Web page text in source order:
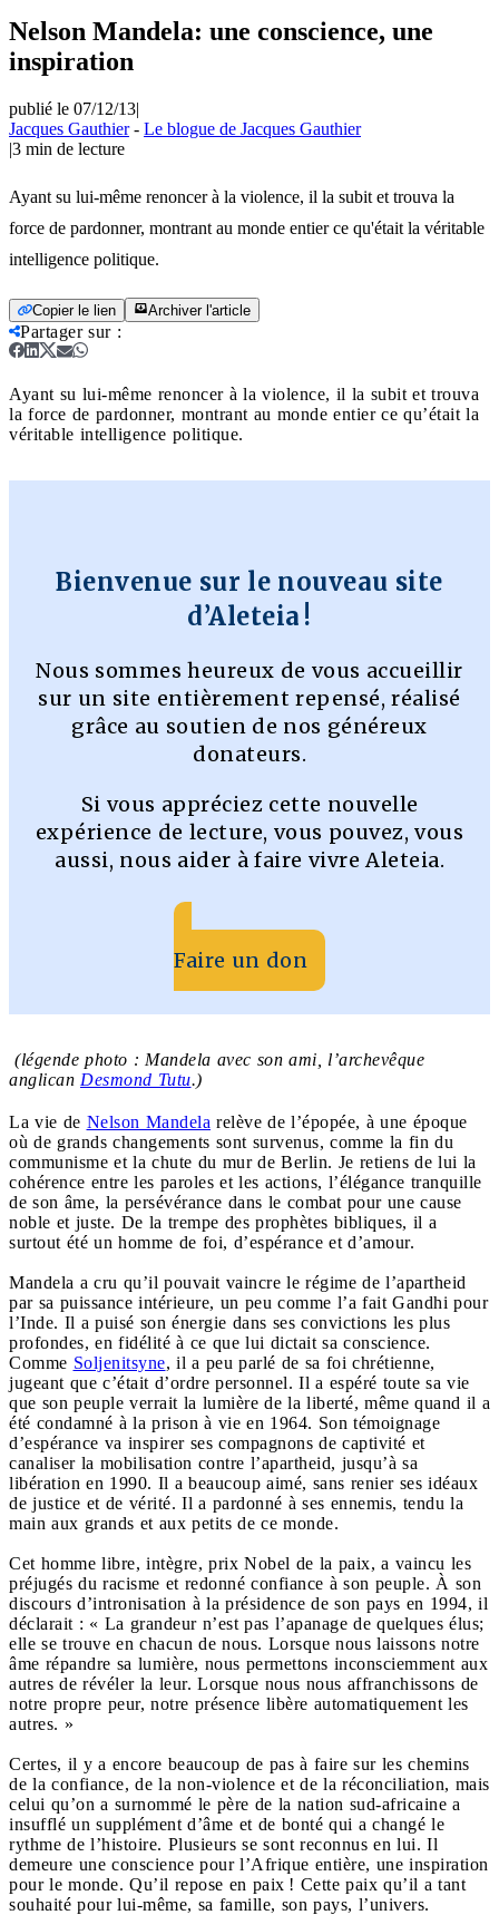
Nelson Mandela: une conscience, une
inspiration
publié le 07/12/13|
Jacques Gauthier- Le blogue de Jacques Gauthier
|3 min de lecture
Ayant su lui-même renoncer à la violence, il la subit et trouva la
force de pardonner, montrant au monde entier ce qu'était la véritable
intelligence politique.
Copier le lien Archiver l'article
Partager sur:
Ayant su lui-même renoncer à la violence, il la subit et trouva
la force de pardonner, montrant au monde entier ce qu’était la
véritable intelligence politique.
Bienvenue sur le nouveau site
d’Aleteia !
Nous sommes heureux de vous accueillir
sur un site entièrement repensé, réalisé
grâce au soutien de nos généreux
donateurs.
Si vous appréciez cette nouvelle
expérience de lecture, vous pouvez, vous
aussi, nous aider à faire vivre Aleteia.
Faire un don
(légende photo : Mandela avec son ami, l’archevêque
anglican Desmond Tutu.)
La vie de Nelson Mandela relève de l’épopée, à une époque
où de grands changements sont survenus, comme la fin du
communisme et la chute du mur de Berlin. Je retiens de lui la
cohérence entre les paroles et les actions, l’élégance tranquille
de son âme, la persévérance dans le combat pour une cause
noble et juste. De la trempe des prophètes bibliques, il a
surtout été un homme de foi, d’espérance et d’amour.
Mandela a cru qu’il pouvait vaincre le régime de l’apartheid
par sa puissance intérieure, un peu comme l’a fait Gandhi pour
l’Inde. Il a puisé son énergie dans ses convictions les plus
profondes, en fidélité à ce que lui dictait sa conscience.
Comme Soljenitsyne, il a peu parlé de sa foi chrétienne,
jugeant que c’était d’ordre personnel. Il a espéré toute sa vie
que son peuple verrait la lumière de la liberté, même quand il a
été condamné à la prison à vie en 1964. Son témoignage
d’espérance va inspirer ses compagnons de captivité et
canaliser la mobilisation contre l’apartheid, jusqu’à sa
libération en 1990. Il a beaucoup aimé, sans renier ses idéaux
de justice et de vérité. Il a pardonné à ses ennemis, tendu la
main aux grands et aux petits de ce monde.
Cet homme libre, intègre, prix Nobel de la paix, a vaincu les
préjugés du racisme et redonné confiance à son peuple. À son
discours d’intronisation à la présidence de son pays en 1994, il
déclarait : « La grandeur n’est pas l’apanage de quelques élus;
elle se trouve en chacun de nous. Lorsque nous laissons notre
âme répandre sa lumière, nous permettons inconsciemment aux
autres de révéler la leur. Lorsque nous nous affranchissons de
notre propre peur, notre présence libère automatiquement les
autres. »
Certes, il y a encore beaucoup de pas à faire sur les chemins
de la confiance, de la non-violence et de la réconciliation, mais
celui qu’on a surnommé le père de la nation sud-africaine a
insufflé un supplément d’âme et de bonté qui a changé le
rythme de l’histoire. Plusieurs se sont reconnus en lui. Il
demeure une conscience pour l’Afrique entière, une inspiration
pour le monde. Qu’il repose en paix ! Cette paix qu’il a tant
souhaité pour lui-même, sa famille, son pays, l’univers.